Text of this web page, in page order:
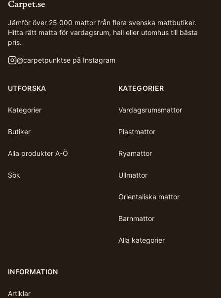
Carpet.se
Jämför över 25 000 mattor från flera svenska mattbutiker.
Hitta rätt matta för vardagsrum, hall eller utomhus till bästa
pris.
@carpetpunktse på Instagram
UTFORSKA
Kategorier
Butiker
Alla produkter A-Ö
Sök
KATEGORIER
Vardagsrumsmattor
Plastmattor
Ryamattor
Ullmattor
Orientaliska mattor
Barnmattor
Alla kategorier
INFORMATION
Artiklar